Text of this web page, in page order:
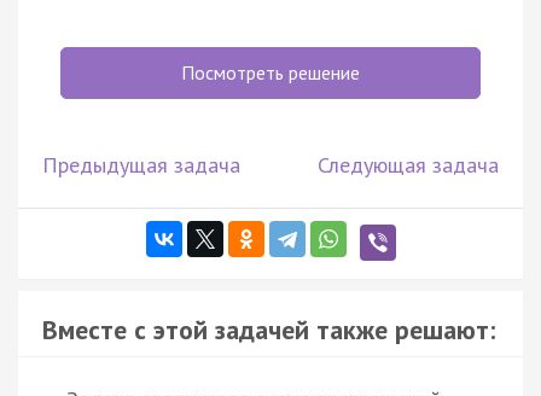
Посмотреть решение
Предыдущая задача Следующая задача
Вместе с этой задачей также решают: